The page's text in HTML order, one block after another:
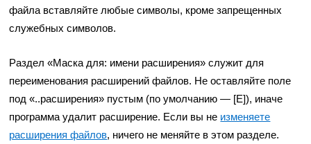
файла вставляйте любые символы, кроме запрещенных
служебных символов.
Раздел «Маска для: имени расширения» служит для
переименования расширений файлов. Не оставляйте поле
под «..расширения» пустым (по умолчанию — [E]), иначе
программа удалит расширение. Если вы не изменяете
расширения файлов, ничего не меняйте в этом разделе.